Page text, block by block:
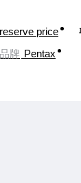
price
品牌 Pentax